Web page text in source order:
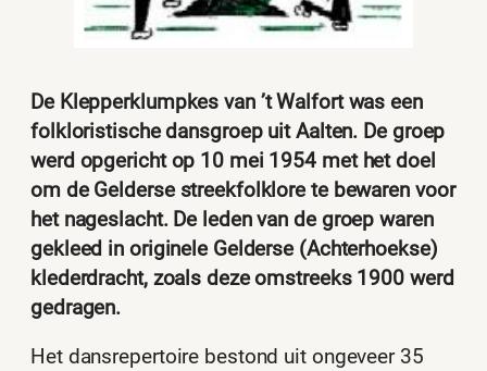
De Klepperklumpkes van ’t Walfort was een
folkloristische dansgroep uit Aalten. De groep
werd opgericht op 10 mei 1954 met het doel
om de Gelderse streekfolklore te bewaren voor
het nageslacht. De leden van de groep waren
gekleed in originele Gelderse (Achterhoekse)
klederdracht, zoals deze omstreeks 1900 werd
gedragen.
Het dansrepertoire bestond uit ongeveer 35